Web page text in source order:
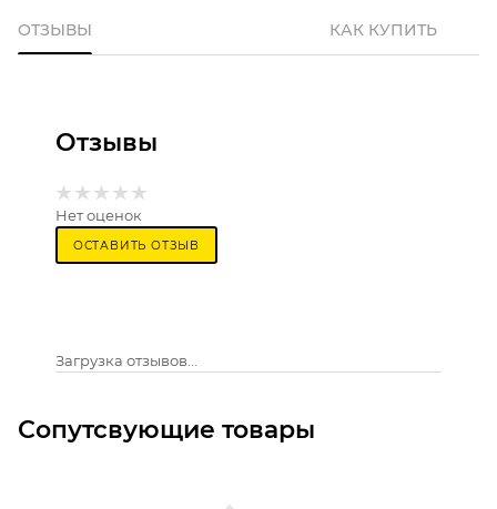
ОТЗЫВЫ КАК КУПИТЬ
Отзывы
Нет оценок
ОСТАВИТЬ ОТЗЫВ
Загрузка отзывов...
Сопутсвующие товары